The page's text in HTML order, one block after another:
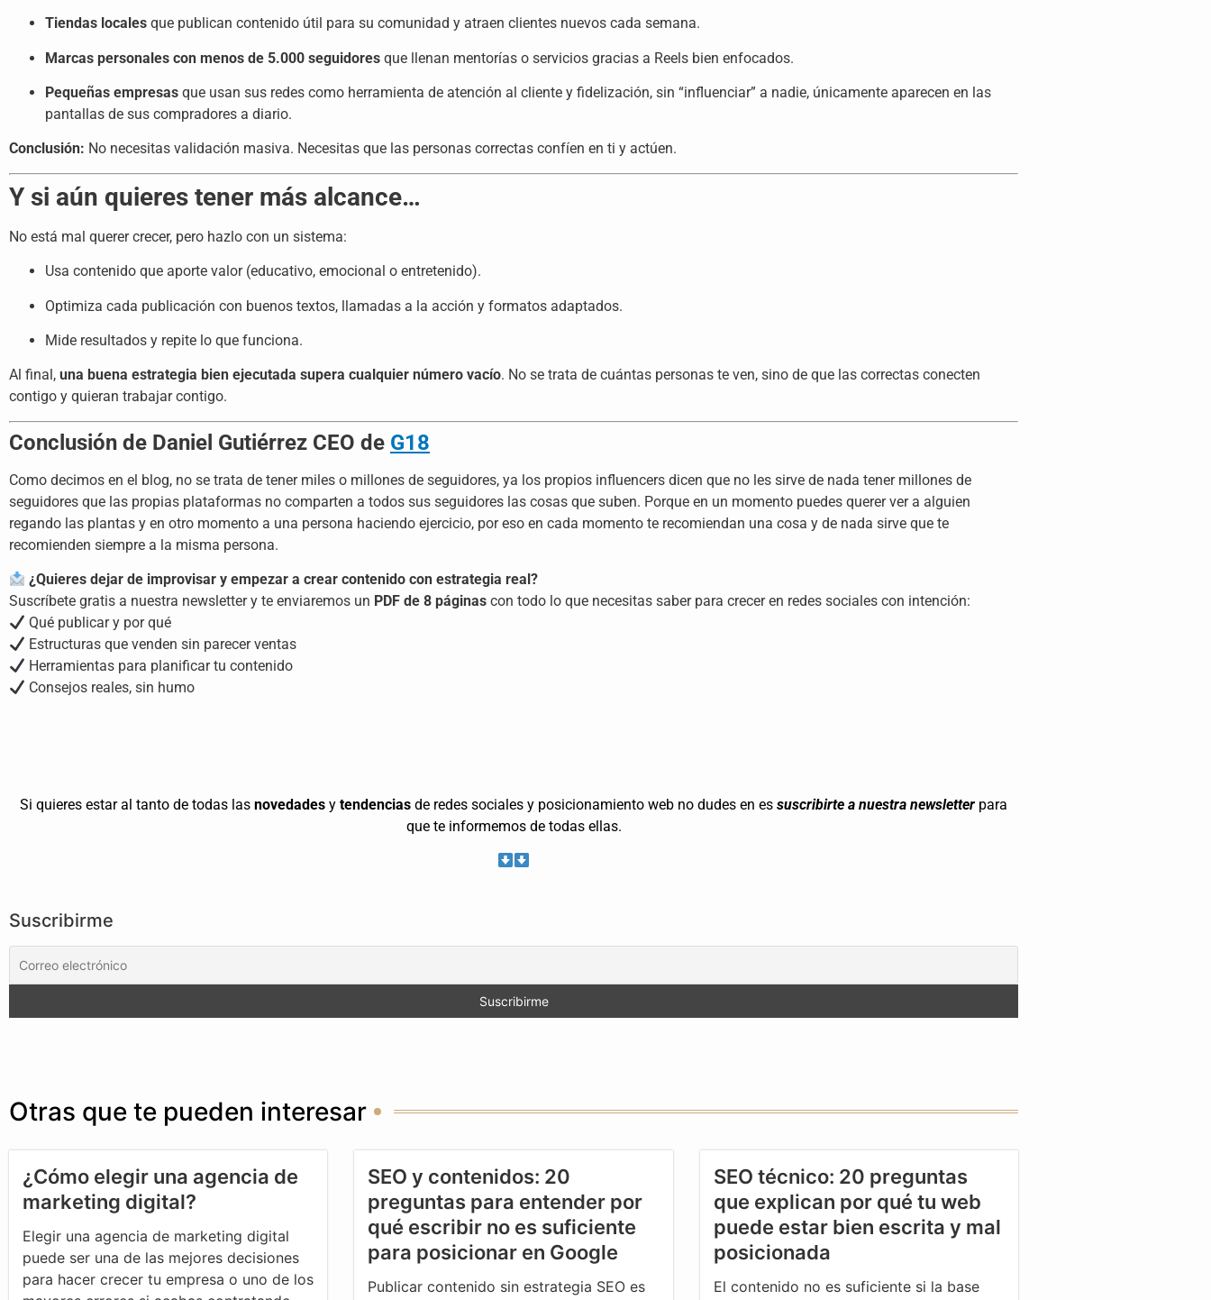
Tiendas locales que publican contenido útil para su comunidad y atraen clientes nuevos cada semana.
Marcas personales con menos de 5.000 seguidores que llenan mentorías o servicios gracias a Reels bien enfocados.
Pequeñas empresas que usan sus redes como herramienta de atención al cliente y fidelización, sin “influenciar” a nadie, únicamente aparecen en las
pantallas de sus compradores a diario.
Conclusión: No necesitas validación masiva. Necesitas que las personas correctas confíen en ti y actúen.
Y si aún quieres tener más alcance…
No está mal querer crecer, pero hazlo con un sistema:
Usa contenido que aporte valor (educativo, emocional o entretenido).
Optimiza cada publicación con buenos textos, llamadas a la acción y formatos adaptados.
Mide resultados y repite lo que funciona.
Al final, una buena estrategia bien ejecutada supera cualquier número vacío. No se trata de cuántas personas te ven, sino de que las correctas conecten
contigo y quieran trabajar contigo.
Conclusión de Daniel Gutiérrez CEO de G18
Como decimos en el blog, no se trata de tener miles o millones de seguidores, ya los propios influencers dicen que no les sirve de nada tener millones de
seguidores que las propias plataformas no comparten a todos sus seguidores las cosas que suben. Porque en un momento puedes querer ver a alguien
regando las plantas y en otro momento a una persona haciendo ejercicio, por eso en cada momento te recomiendan una cosa y de nada sirve que te
recomienden siempre a la misma persona.
¿Quieres dejar de improvisar y empezar a crear contenido con estrategia real?
Suscríbete gratis a nuestra newsletter y te enviaremos un PDF de 8 páginas con todo lo que necesitas saber para crecer en redes sociales con intención:
Qué publicar y por qué
Estructuras que venden sin parecer ventas
Herramientas para planificar tu contenido
Consejos reales, sin humo
Si quieres estar al tanto de todas las novedades y tendencias de redes sociales y posicionamiento web no dudes en es suscribirte a nuestra newsletter para
que te informemos de todas ellas.
Suscribirme
Otras que te pueden interesar
¿Cómo elegir una agencia de
marketing digital?
Elegir una agencia de marketing digital
puede ser una de las mejores decisiones
para hacer crecer tu empresa o uno de los
SEO y contenidos: 20
preguntas para entender por
qué escribir no es suficiente
para posicionar en Google
Publicar contenido sin estrategia SEO es
SEO técnico: 20 preguntas
que explican por qué tu web
puede estar bien escrita y mal
posicionada
El contenido no es suficiente si la base